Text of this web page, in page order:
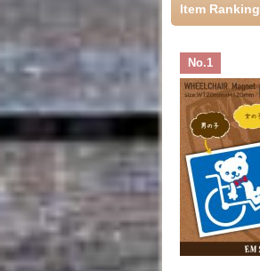
Item Ranking
No.1